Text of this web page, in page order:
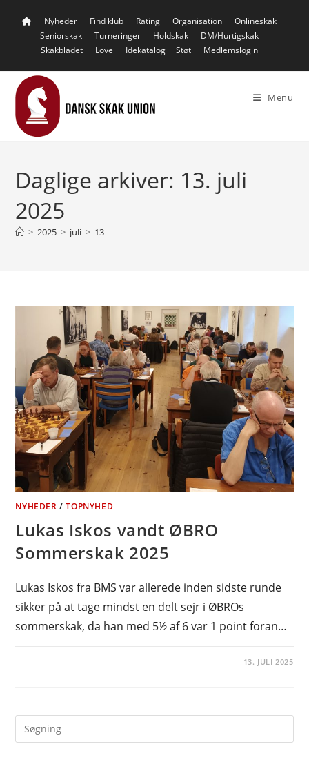
Nyheder Find klub Rating Organisation
Onlineskak
Seniorskak
Turneringer Holdskak
DM/Hurtigskak
Skakbladet
Love Idekatalog Støt Medlemslogin
Menu
Daglige arkiver: 13. juli
2025
> 2025 > juli > 13
NYHEDER /TOPNYHED
Lukas Iskos vandt ØBRO
Sommerskak 2025
Lukas Iskos fra BMS var allerede inden sidste runde
sikker på at tage mindst en delt sejr i ØBROs
sommerskak, da han med 5½ af 6 var 1 point foran…
13. JULI 2025